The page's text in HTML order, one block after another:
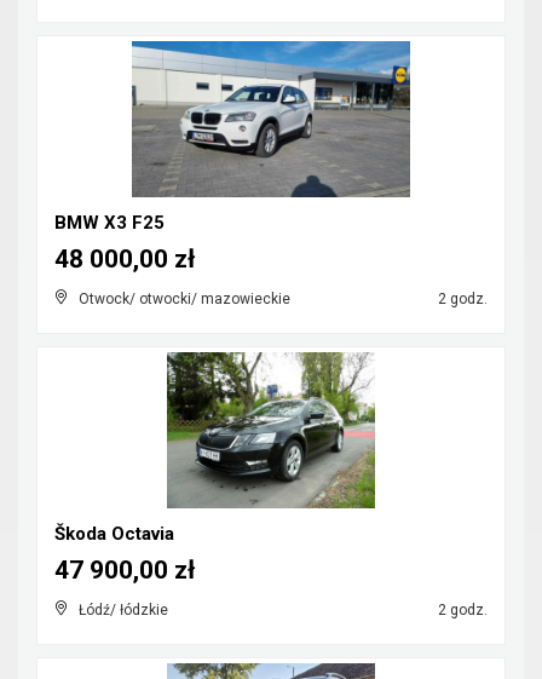
BMW X3 F25
Otwock/ otwocki/ mazowieckie 2 godz.
48 000,00 zł
Škoda Octavia
Łódź/ łódzkie 2 godz.
47 900,00 zł